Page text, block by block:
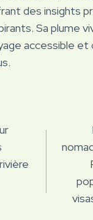
des insights
Sa plume
accessible et